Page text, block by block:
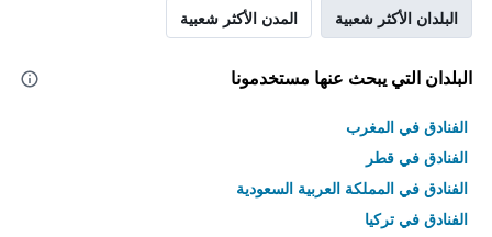
البلدان الأكثر شعبية المدن الأكثر شعبية
البلدان التي يبحث عنها مستخدمونا
الفنادق في المغرب
الفنادق في قطر
الفنادق في المملكة العربية السعودية
الفنادق في تركيا